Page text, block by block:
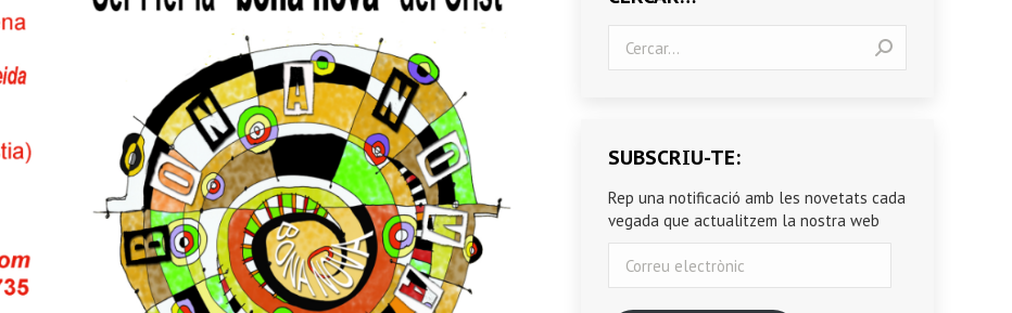
SUBSCRIU-TE:
Rep una notificació amb les novetats cada
vegada que actualitzem la nostra web
electrònic